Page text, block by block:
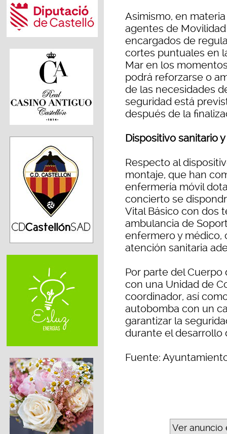
Asimismo, en
agentes de
encargados de
cortes puntuales en
Mar en los
podrá reforzarse o
de las necesidades
seguridad está
después de la
Dispositivo sanitario
Respecto al
montaje, que han
enfermería móvil
concierto se
Vital Básico con dos
ambulancia de
enfermero y médico,
atención sanitaria
Por parte del
con una Unidad de
coordinador, así
autobomba con un
garantizar la
durante el desarrollo
Fuente:
Ver anuncio